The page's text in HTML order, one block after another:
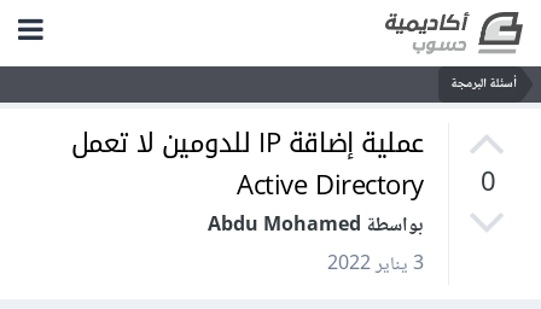
أسئلة البرمجة
0
عملية إضاقة IP للدومين لا تعمل
Active Directory
بواسطة Abdu Mohamed
3 يناير 2022